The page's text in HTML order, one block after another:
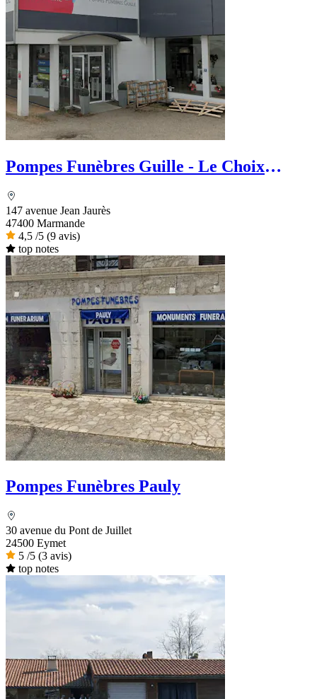
Pompes Funèbres Guille - Le Choix
147 avenue Jean Jaurès
47400 Marmande
4,5 /5 (9 avis)
top notes
Pompes Funèbres Pauly
30 avenue du Pont de Juillet
24500 Eymet
5 /5 (3 avis)
top notes